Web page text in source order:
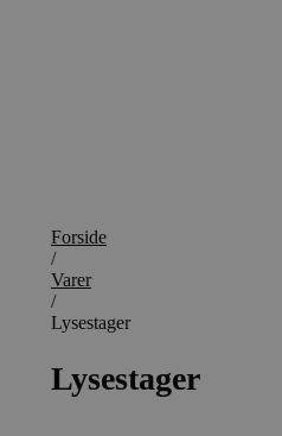
Forside
/
Varer
/
Lysestager
Lysestager